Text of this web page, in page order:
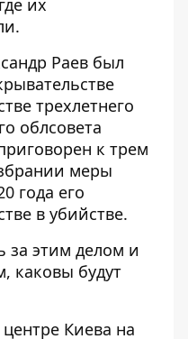
их
Раев был
трехлетнего
облсовета
к трем
меры
года его
в убийстве.
этим делом и
каковы будут
Киева на